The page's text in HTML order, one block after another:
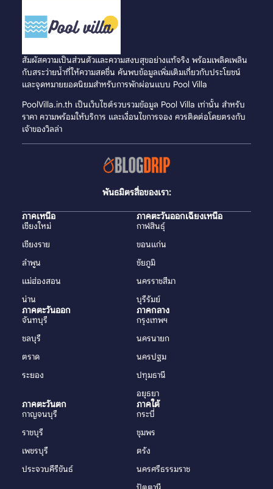
สัมผัสความเป็นส่วนตัวและความสงบสุขอย่างแท้จริง พร้อมเพลิดเพลิน
กับสระว่ายน้ำที่ให้ความสดชื่น ค้นพบข้อมูลเพิ่มเติมเกี่ยวกับประโยชน์
และจุดหมายยอดนิยมสำหรับการพักผ่อนแบบ Pool Villa
PoolVilla.in.th เป็นเว็บไซต์รวบรวมข้อมูล Pool Villa เท่านั้น สำหรับ
ราคา ความพร้อมให้บริการ และเงื่อนไขการจอง ควรติดต่อโดยตรงกับ
เจ้าของวิลล่า
พันธมิตรสื่อของเรา:
ภาคเหนือ
เชียงใหม่
เชียงราย
ลำพูน
แม่ฮ่องสอน
น่าน
ภาคตะวันออกเฉียงเหนือ
กาฬสินธุ์
ขอนแก่น
ชัยภูมิ
นครราชสีมา
บุรีรัมย์
ภาคตะวันออก
จันทบุรี
ชลบุรี
ตราด
ระยอง
ภาคกลาง
กรุงเทพฯ
นครนายก
นครปฐม
ปทุมธานี
อยุธยา
ภาคตะวันตก
กาญจนบุรี
ราชบุรี
เพชรบุรี
ประจวบคีรีขันธ์
ภาคใต้
กระบี่
ชุมพร
ตรัง
นครศรีธรรมราช